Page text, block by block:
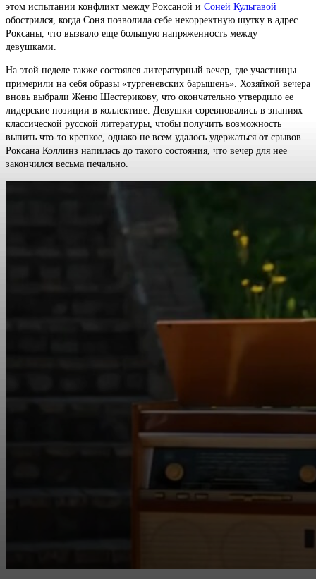
этом испытании конфликт между Роксаной и Соней Кульгавой
обострился, когда Соня позволила себе некорректную шутку в адрес
Роксаны, что вызвало еще большую напряженность между
девушками.
На этой неделе также состоялся литературный вечер, где участницы
примерили на себя образы «тургеневских барышень». Хозяйкой вечера
вновь выбрали Женю Шестерикову, что окончательно утвердило ее
лидерские позиции в коллективе. Девушки соревновались в знаниях
классической русской литературы, чтобы получить возможность
выпить что-то крепкое, однако не всем удалось удержаться от срывов.
Роксана Коллинз напилась до такого состояния, что вечер для нее
закончился весьма печально.